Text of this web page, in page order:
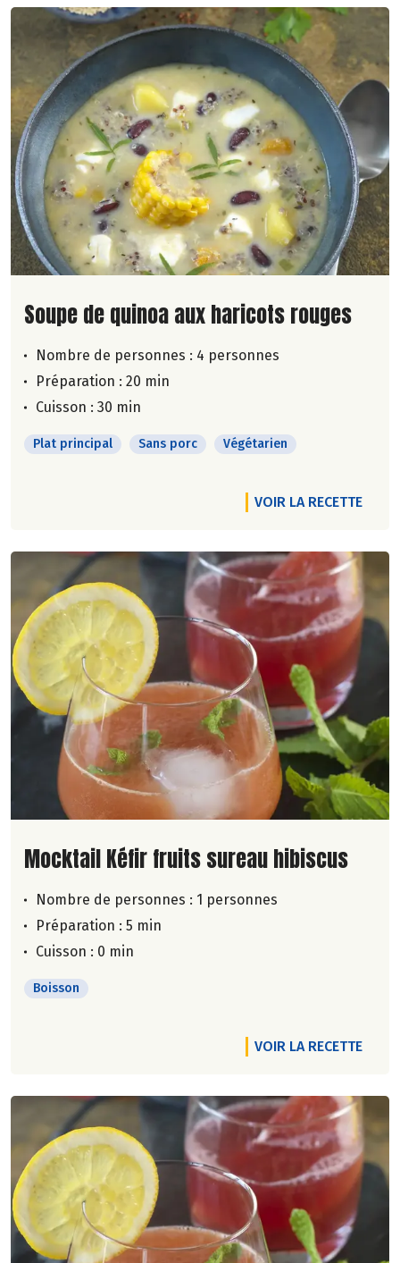
Lire la suite de la recette
Soupe de quinoa aux haricots rouges
Nombre de personnes : 4 personnes
Préparation : 20 min
Cuisson : 30 min
Plat principal Sans porc Végétarien
VOIR LA RECETTE
Lire la suite de la recette
Mocktail Kéfir fruits sureau hibiscus
Nombre de personnes : 1 personnes
Préparation : 5 min
Cuisson : 0 min
Boisson
VOIR LA RECETTE